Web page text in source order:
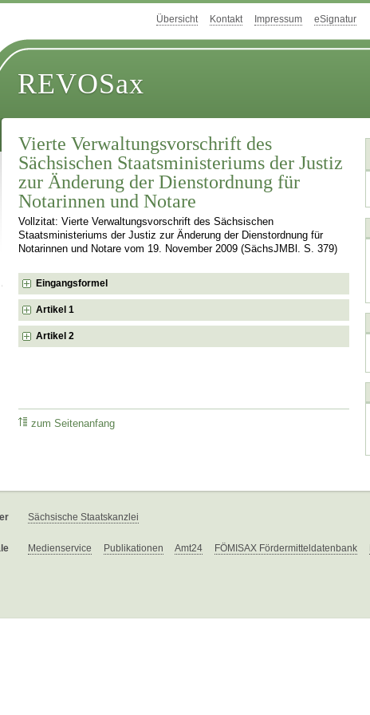
Übersicht Kontakt Impressum eSignatur
REVOSax
Vierte Verwaltungsvorschrift des
Sächsischen Staatsministeriums der Justiz
zur Änderung der Dienstordnung für
Notarinnen und Notare
Vollzitat: Vierte Verwaltungsvorschrift des Sächsischen
Staatsministeriums der Justiz zur Änderung der Dienstordnung für
Notarinnen und Notare vom 19. November 2009 (SächsJMBl. S. 379)
Eingangsformel
Artikel 1
Artikel 2
zum Seitenanfang
Sächsische Staatskanzlei
Medienservice Publikationen Amt24 FÖMISAX Fördermitteldatenbank